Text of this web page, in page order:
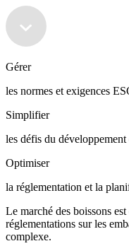
Gérer
les normes et exigences
Simplifier
les défis du
Optimiser
la réglementation et la
Le marché des boissons
réglementations sur les
complexe.